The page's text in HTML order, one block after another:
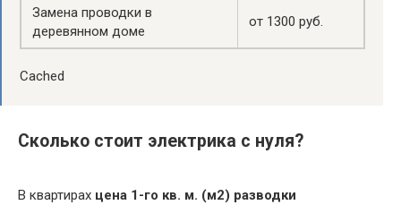
Замена проводки в
деревянном доме
от 1300 руб.
Cached
Сколько стоит электрика с нуля?
В квартирах цена 1-го кв. м. (м2) разводки